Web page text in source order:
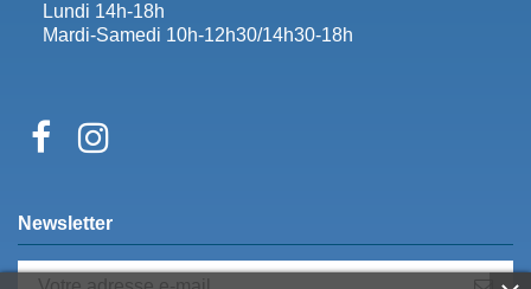
Lundi 14h-18h
Mardi-Samedi 10h-12h30/14h30-18h
Newsletter